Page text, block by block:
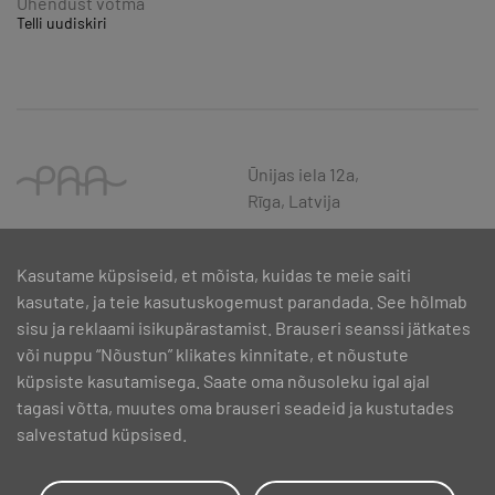
Telli uudiskiri
Ūnijas iela 12a,
Rīga, Latvija
Kasutame küpsiseid, et mõista, kuidas te meie saiti
kasutate, ja teie kasutuskogemust parandada. See hõlmab
sisu ja reklaami isikupärastamist. Brauseri seanssi jätkates
või nuppu “Nõustun” klikates kinnitate, et nõustute
küpsiste kasutamisega. Saate oma nõusoleku igal ajal
tagasi võtta, muutes oma brauseri seadeid ja kustutades
salvestatud küpsised.